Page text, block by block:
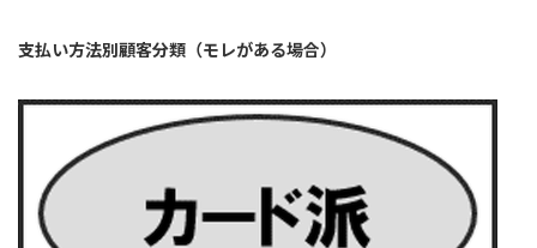
支払い方法別顧客分類（モレがある場合）